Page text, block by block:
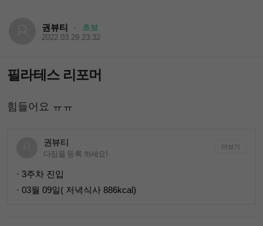
권뷰티 · 초보
2022.03.29 23:32
필라테스 리포머
힘들어요 ㅠㅠ
권뷰티
다짐을 등록 하세요!
더보기
· 3주차 진입
· 03월 09일( 저녁식사 886kcal)